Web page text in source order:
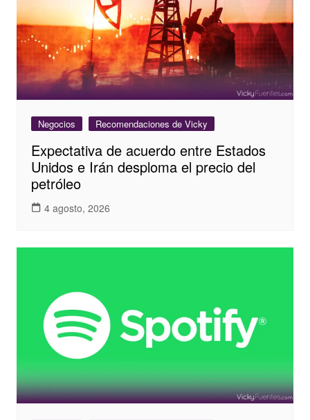
Negocios Recomendaciones de Vicky
Expectativa de acuerdo entre Estados
Unidos e Irán desploma el precio del
petróleo
4 agosto, 2026